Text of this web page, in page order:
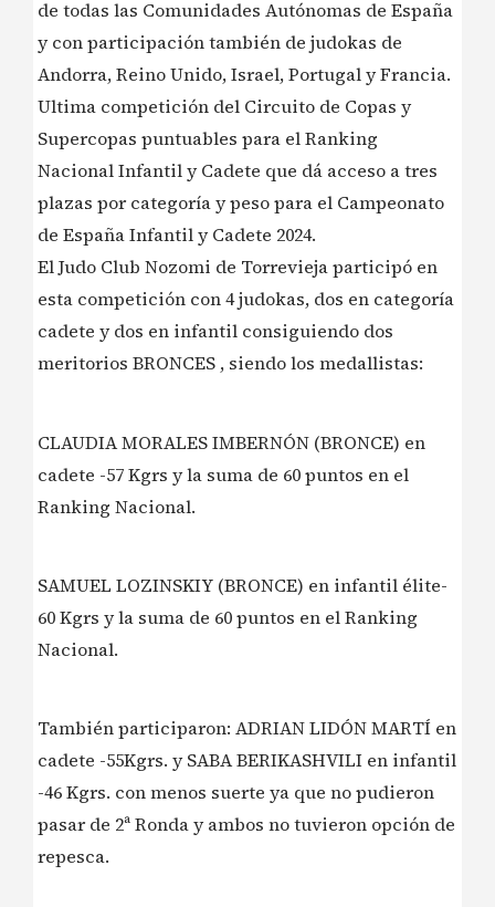
de todas las Comunidades Autónomas de España
y con participación también de judokas de
Andorra, Reino Unido, Israel, Portugal y Francia.
Ultima competición del Circuito de Copas y
Supercopas puntuables para el Ranking
Nacional Infantil y Cadete que dá acceso a tres
plazas por categoría y peso para el Campeonato
de España Infantil y Cadete 2024.
El Judo Club Nozomi de Torrevieja participó en
esta competición con 4 judokas, dos en categoría
cadete y dos en infantil consiguiendo dos
meritorios BRONCES , siendo los medallistas:
CLAUDIA MORALES IMBERNÓN (BRONCE) en
cadete -57 Kgrs y la suma de 60 puntos en el
Ranking Nacional.
SAMUEL LOZINSKIY (BRONCE) en infantil élite-
60 Kgrs y la suma de 60 puntos en el Ranking
Nacional.
También participaron: ADRIAN LIDÓN MARTÍ en
cadete -55Kgrs. y SABA BERIKASHVILI en infantil
-46 Kgrs. con menos suerte ya que no pudieron
pasar de 2ª Ronda y ambos no tuvieron opción de
repesca.